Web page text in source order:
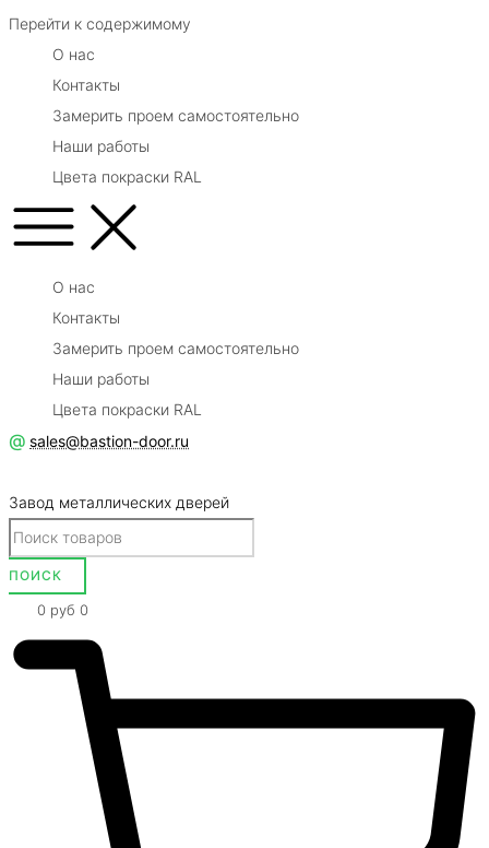
Перейти к содержимому
О нас
Контакты
Замерить проем самостоятельно
Наши работы
Цвета покраски RAL
О нас
Контакты
Замерить проем самостоятельно
Наши работы
Цвета покраски RAL
@ sales@bastion-door.ru
Завод металлических дверей
0 руб 0